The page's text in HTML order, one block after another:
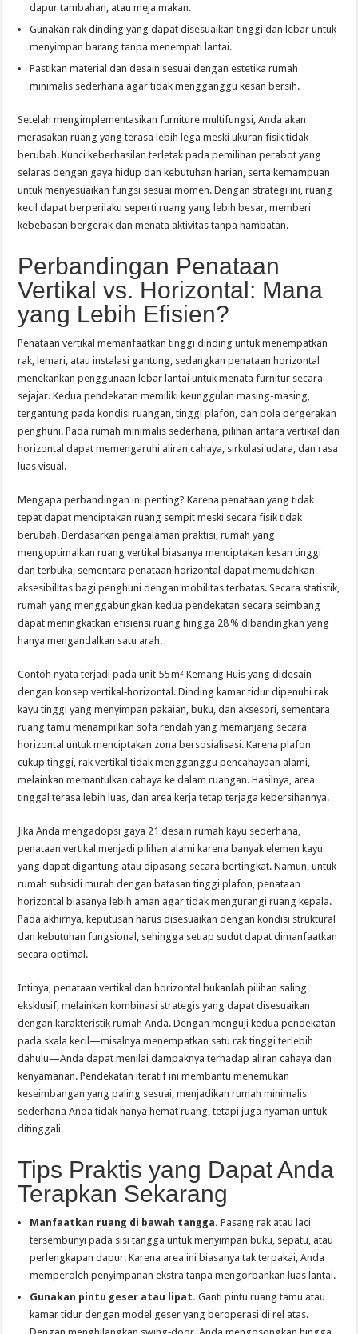
dapur tambahan, atau meja makan.
Gunakan rak dinding yang dapat disesuaikan tinggi dan lebar untuk
menyimpan barang tanpa menempati lantai.
Pastikan material dan desain sesuai dengan estetika rumah
minimalis sederhana agar tidak mengganggu kesan bersih.
Setelah mengimplementasikan furniture multifungsi, Anda akan
merasakan ruang yang terasa lebih lega meski ukuran fisik tidak
berubah. Kunci keberhasilan terletak pada pemilihan perabot yang
selaras dengan gaya hidup dan kebutuhan harian, serta kemampuan
untuk menyesuaikan fungsi sesuai momen. Dengan strategi ini, ruang
kecil dapat berperilaku seperti ruang yang lebih besar, memberi
kebebasan bergerak dan menata aktivitas tanpa hambatan.
Perbandingan Penataan
Vertikal vs. Horizontal: Mana
yang Lebih Efisien?
Penataan vertikal memanfaatkan tinggi dinding untuk menempatkan
rak, lemari, atau instalasi gantung, sedangkan penataan horizontal
menekankan penggunaan lebar lantai untuk menata furnitur secara
sejajar. Kedua pendekatan memiliki keunggulan masing-masing,
tergantung pada kondisi ruangan, tinggi plafon, dan pola pergerakan
penghuni. Pada rumah minimalis sederhana, pilihan antara vertikal dan
horizontal dapat memengaruhi aliran cahaya, sirkulasi udara, dan rasa
luas visual.
Mengapa perbandingan ini penting? Karena penataan yang tidak
tepat dapat menciptakan ruang sempit meski secara fisik tidak
berubah. Berdasarkan pengalaman praktisi, rumah yang
mengoptimalkan ruang vertikal biasanya menciptakan kesan tinggi
dan terbuka, sementara penataan horizontal dapat memudahkan
aksesibilitas bagi penghuni dengan mobilitas terbatas. Secara statistik,
rumah yang menggabungkan kedua pendekatan secara seimbang
dapat meningkatkan efisiensi ruang hingga 28 % dibandingkan yang
hanya mengandalkan satu arah.
Contoh nyata terjadi pada unit 55 m² Kemang Huis yang didesain
dengan konsep vertikal‑horizontal. Dinding kamar tidur dipenuhi rak
kayu tinggi yang menyimpan pakaian, buku, dan aksesori, sementara
ruang tamu menampilkan sofa rendah yang memanjang secara
horizontal untuk menciptakan zona bersosialisasi. Karena plafon
cukup tinggi, rak vertikal tidak mengganggu pencahayaan alami,
melainkan memantulkan cahaya ke dalam ruangan. Hasilnya, area
tinggal terasa lebih luas, dan area kerja tetap terjaga kebersihannya.
Jika Anda mengadopsi gaya 21 desain rumah kayu sederhana,
penataan vertikal menjadi pilihan alami karena banyak elemen kayu
yang dapat digantung atau dipasang secara bertingkat. Namun, untuk
rumah subsidi murah dengan batasan tinggi plafon, penataan
horizontal biasanya lebih aman agar tidak mengurangi ruang kepala.
Pada akhirnya, keputusan harus disesuaikan dengan kondisi struktural
dan kebutuhan fungsional, sehingga setiap sudut dapat dimanfaatkan
secara optimal.
Intinya, penataan vertikal dan horizontal bukanlah pilihan saling
eksklusif, melainkan kombinasi strategis yang dapat disesuaikan
dengan karakteristik rumah Anda. Dengan menguji kedua pendekatan
pada skala kecil—misalnya menempatkan satu rak tinggi terlebih
dahulu—Anda dapat menilai dampaknya terhadap aliran cahaya dan
kenyamanan. Pendekatan iteratif ini membantu menemukan
keseimbangan yang paling sesuai, menjadikan rumah minimalis
sederhana Anda tidak hanya hemat ruang, tetapi juga nyaman untuk
ditinggali.
Tips Praktis yang Dapat Anda
Terapkan Sekarang
Manfaatkan ruang di bawah tangga. Pasang rak atau laci
tersembunyi pada sisi tangga untuk menyimpan buku, sepatu, atau
perlengkapan dapur. Karena area ini biasanya tak terpakai, Anda
memperoleh penyimpanan ekstra tanpa mengorbankan luas lantai.
Gunakan pintu geser atau lipat. Ganti pintu ruang tamu atau
kamar tidur dengan model geser yang beroperasi di rel atas.